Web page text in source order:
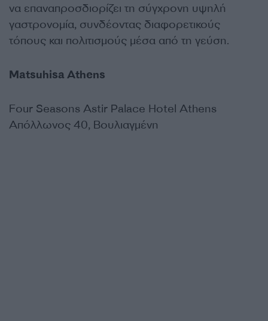
να επαναπροσδιορίζει τη σύγχρονη υψηλή
γαστρονομία, συνδέοντας διαφορετικούς
τόπους και πολιτισμούς μέσα από τη γεύση.
Matsuhisa Athens
Four Seasons Astir Palace Hotel Athens
Απόλλωνος 40, Βουλιαγμένη